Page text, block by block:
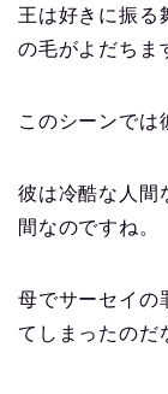
王は好きに振る
の毛がよだちま
このシーンでは
彼は冷酷な人間
間なのですね。
母でサーセイの
てしまったのだ